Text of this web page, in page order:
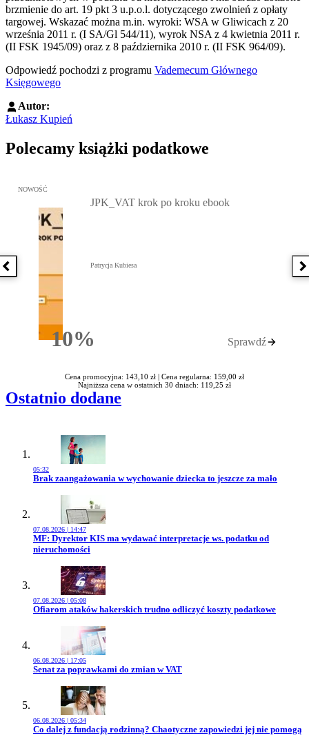
brzmienie do art. 19 pkt 3 u.p.o.l. dotyczącego zwolnień z opłaty
targowej. Wskazać można m.in. wyroki: WSA w Gliwicach z 20
września 2011 r. (I SA/Gl 544/11), wyrok NSA z 4 kwietnia 2011 r.
(II FSK 1945/09) oraz z 8 października 2010 r. (II FSK 964/09).
Odpowiedź pochodzi z programu Vademecum Głównego
Księgowego
Autor:
Łukasz Kupień
Polecamy książki podatkowe
Poprzednia książka
Przejdź do: JPK_VAT krok po kroku ebook, Patrycja Kubiesa -
NOWOŚĆ
10%Rabatu
JPK_VAT krok po kroku ebook
Patrycja Kubiesa
Sprawdź
Cena promocyjna: 143,10 zł | Cena regularna: 159,00 zł
Najniższa cena w ostatnich 30 dniach: 119,25 zł
Ostatnio dodane
05:32
Przejdź do artykułu:
Brak zaangażowania w wychowanie dziecka to jeszcze za mało
07.08.2026 | 14:47
Przejdź do artykułu:
MF: Dyrektor KIS ma wydawać interpretacje ws. podatku od
nieruchomości
07.08.2026 | 05:08
Przejdź do artykułu:
Ofiarom ataków hakerskich trudno odliczyć koszty podatkowe
06.08.2026 | 17:05
Przejdź do artykułu:
Senat za poprawkami do zmian w VAT
06.08.2026 | 05:34
Przejdź do artykułu:
Co dalej z fundacją rodzinną? Chaotyczne zapowiedzi jej nie pomogą